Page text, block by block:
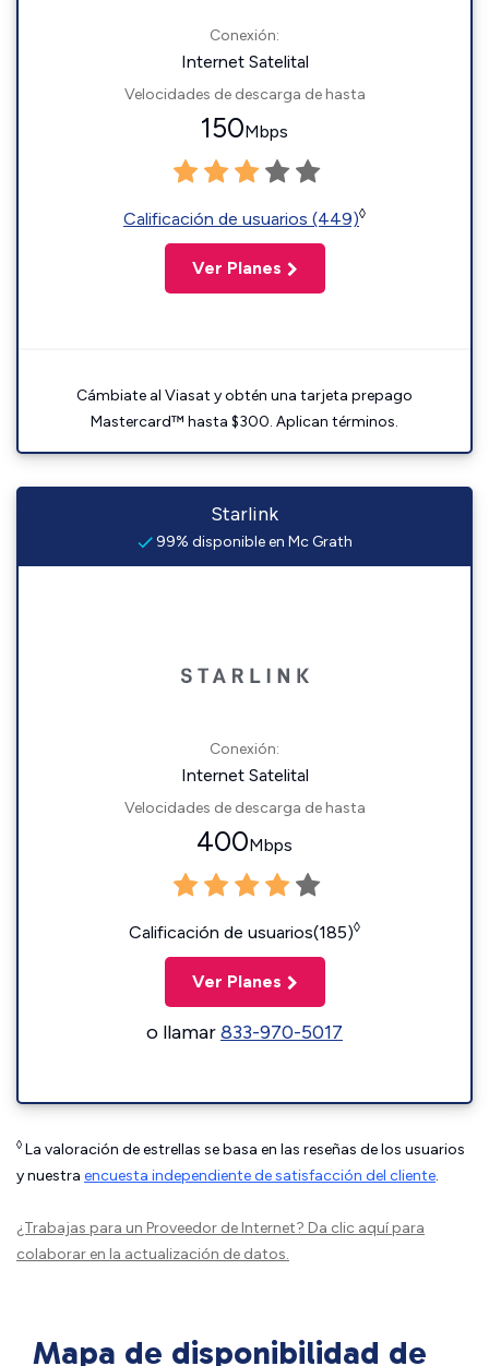
Conexión:
Internet Satelital
Velocidades de descarga de hasta
150Mbps
Calificación de usuarios (449)◊
Ver Planes
Cámbiate al Viasat y obtén una tarjeta prepago
Mastercard™ hasta $300. Aplican términos.
Starlink
99% disponible en Mc Grath
Conexión:
Internet Satelital
Velocidades de descarga de hasta
400Mbps
Calificación de usuarios(185)◊
Ver Planes
o llamar833-970-5017
◊ La valoración de estrellas se basa en las reseñas de los usuarios
y nuestra encuesta independiente de satisfacción del cliente.
¿Trabajas para un Proveedor de Internet? Da clic aquípara
colaborar en la actualización de datos.
Mapa de disponibilidad de